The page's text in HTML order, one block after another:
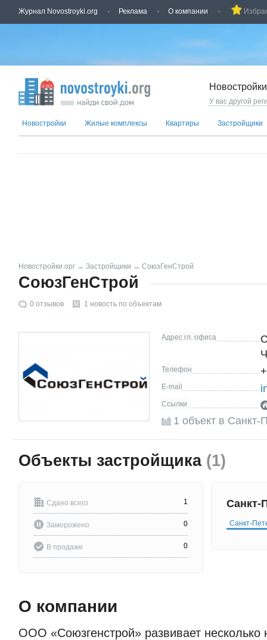
Журнал Novostroyki.org Реклама О компании
У вас другой
Новостройки Жилые комплексы Квартиры Застройщики
Новостройки.орг → Застройщики → СоюзГенСтрой
СоюзГенСтрой
0 отзывов 1 новость по объектам
Адрес гл. офиса
Телефон
E-mail
Ссылки
1 объект в Санкт-
Объекты застройщика (1)
Сдано всего 1
Заморожено 0
В продаже 0
Санкт-
Санкт-
О компании
ООО «Союзгенстрой» развивает несколько